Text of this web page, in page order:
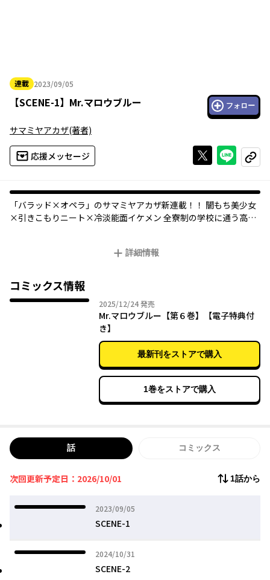
連載 2023/09/05
2023年09月05日
【SCENE-1】 Mr.マロウブルー フォロー
サマミヤアカザ(著者)
応援メッセージ Xで投稿する
ライン
コピー
「バラッド×オペラ」のサマミヤアカザ新連載！！ 闇もち美少女
×引きこもりニート×冷淡能面イケメン 全寮制の学校に通う高校
詳細情報
コミックス情報
2025/12/242025年12月24日
発売
Mr.マロウブルー【第６巻】【電子特典付
き】
最新刊をストアで購入
1巻をストアで購入
話 コミックス
次回更新予定日：2026/10/01 1話から
2023/09/05
2023年09月05日
SCENE-1
2024/10/31
2024年10月31日
SCENE-2